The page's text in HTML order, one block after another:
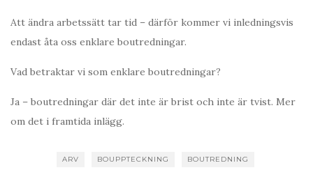
Att ändra arbetssätt tar tid – därför kommer vi inledningsvis
endast åta oss enklare boutredningar.
Vad betraktar vi som enklare boutredningar?
Ja – boutredningar där det inte är brist och inte är tvist. Mer
om det i framtida inlägg.
ARV BOUPPTECKNING BOUTREDNING